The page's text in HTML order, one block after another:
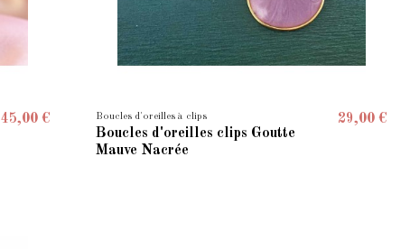
45,00 € Boucles d'oreilles à clips
Boucles d'oreilles clips Goutte
Mauve Nacrée
29,00 €